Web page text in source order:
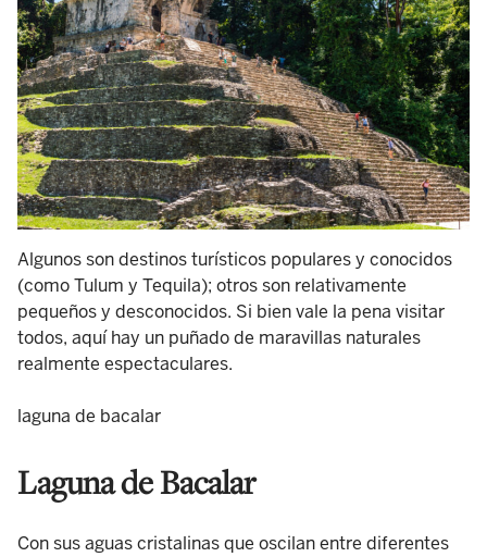
Algunos son destinos turísticos populares y conocidos
(como Tulum y Tequila); otros son relativamente
pequeños y desconocidos. Si bien vale la pena visitar
todos, aquí hay un puñado de maravillas naturales
realmente espectaculares.
laguna de bacalar
Laguna de Bacalar
Con sus aguas cristalinas que oscilan entre diferentes